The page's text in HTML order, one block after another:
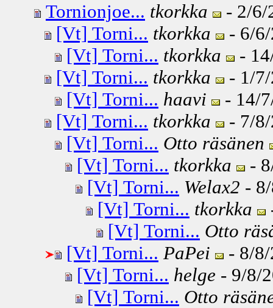
Tornionjoe... tkorkka
- 2/6/
[Vt] Torni... tkorkka
- 6/
[Vt] Torni... tkorkka
-
[Vt] Torni... tkorkka
- 1/
[Vt] Torni... haavi
- 14/
[Vt] Torni... tkorkka
- 7/
[Vt] Torni... Otto räsänen
[Vt] Torni... tkorkka
-
[Vt] Torni... Welax2 -
[Vt] Torni... tkorkka
[Vt] Torni... Otto
[Vt] Torni... PaPei
- 8/
[Vt] Torni... helge - 9/8/
[Vt] Torni... Otto